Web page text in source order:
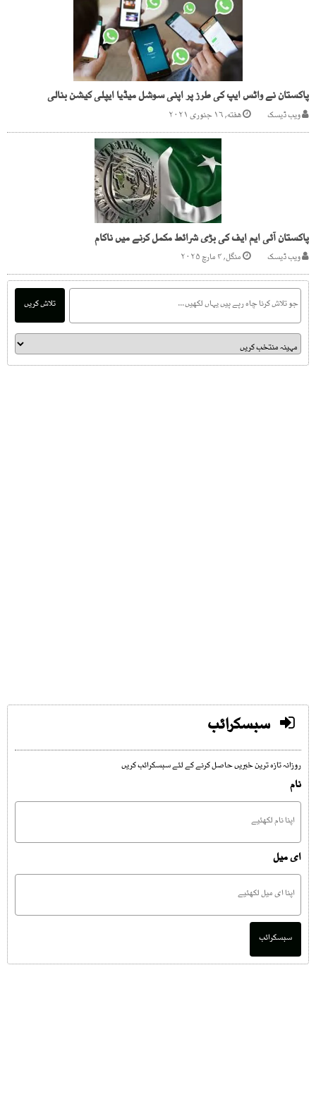
پاکستان نے واٹس ایپ کی طرز پر اپنی سوشل میڈیا ایپلی کیشن بنالی
ویب ڈیسک هفته, ۱۶ جنوری ۲۰۲۱
پاکستان آئی ایم ایف کی بڑی شرائط مکمل کرنے میں ناکام
ویب ڈیسک منگل, ۴ مارچ ۲۰۲۵
تلاش کریں
سبسکرائب
روزانہ تازہ ترین خبریں حاصل کرنے کے لئے سبسکرائب کریں
نام
ای میل
سبسکرائب